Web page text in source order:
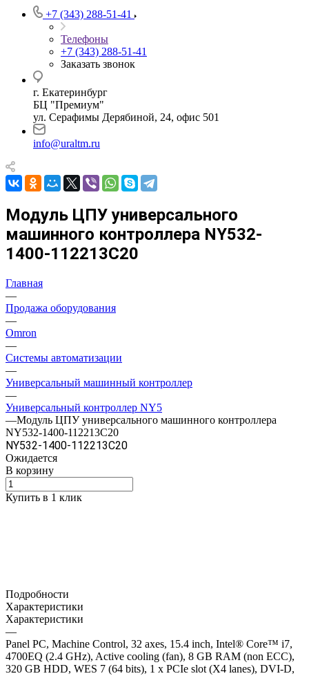
+7 (343) 288-51-41
Телефоны
+7 (343) 288-51-41
Заказать звонок
г. Екатеринбург
БЦ "Премиум"
ул. Серафимы Дерябиной, 24, офис 501
info@uraltm.ru
Модуль ЦПУ универсального
машинного контроллера NY532-
1400-112213C20
Главная
—
Продажа оборудования
—
Omron
—
Системы автоматизации
—
Универсальный машинный контроллер
—
Универсальный контроллер NY5
—Модуль ЦПУ универсального машинного контроллера
NY532-1400-112213C20
NY532-1400-112213C20
Ожидается
В корзину
Купить в 1 клик
Подробности
Характеристики
Характеристики
—
Panel PC, Machine Control, 32 axes, 15.4 inch, Intel® Core™ i7,
4700EQ (2.4 GHz), Active cooling (fan), 8 GB RAM (non ECC),
320 GB HDD, WES 7 (64 bits), 1 x PCIe slot (X4 lanes), DVI-D,